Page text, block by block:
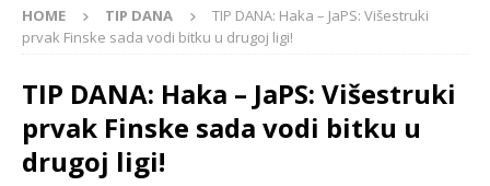
HOME TIP DANA
TIP DANA: Haka – JaPS: Višestruki
prvak Finske sada vodi bitku u drugoj ligi!
TIP DANA: Haka – JaPS: Višestruki
prvak Finske sada vodi bitku u
drugoj ligi!